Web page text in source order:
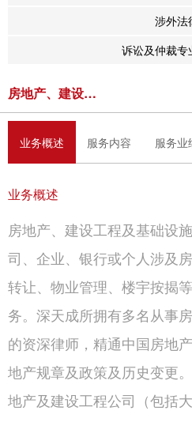
涉外法
诉讼及仲裁专
房地产、建设工程及基础设施
业务概述 服务内容 服务业
业务概述
房地产、建设工程及基础设
司、企业、银行或个人涉及
转让、物业管理、楼宇按揭
务。深天成所拥有多名从事
的资深律师，精通中国房地
地产规章及政策及历史变更
地产及建设工程公司（包括